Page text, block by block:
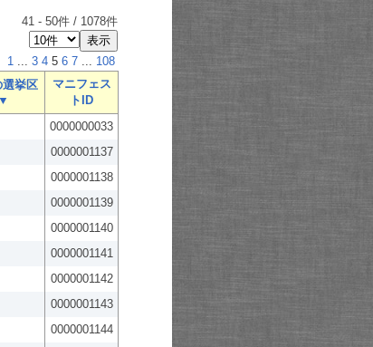
41 - 50件 / 1078件
1 ... 3 4 5 6 7 ... 108
選挙区
▼
マニフェス
トID
0000000033
0000001137
0000001138
0000001139
0000001140
0000001141
0000001142
0000001143
0000001144